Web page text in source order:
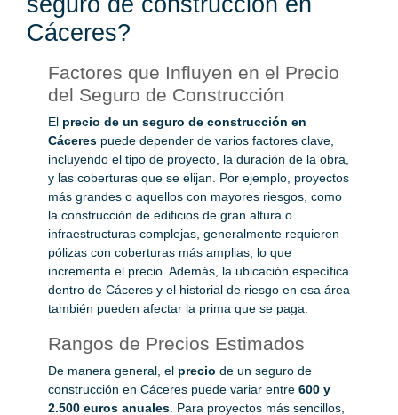
Cáceres?
Factores que Influyen en el Precio
del Seguro de Construcción
El precio de un seguro de construcción en
Cáceres puede depender de varios factores clave,
incluyendo el tipo de proyecto, la duración de la obra,
y las coberturas que se elijan. Por ejemplo, proyectos
más grandes o aquellos con mayores riesgos, como
la construcción de edificios de gran altura o
infraestructuras complejas, generalmente requieren
pólizas con coberturas más amplias, lo que
incrementa el precio. Además, la ubicación específica
dentro de Cáceres y el historial de riesgo en esa área
también pueden afectar la prima que se paga.
Rangos de Precios Estimados
De manera general, el precio de un seguro de
construcción en Cáceres puede variar entre 600 y
2.500 euros anuales . Para proyectos más sencillos,